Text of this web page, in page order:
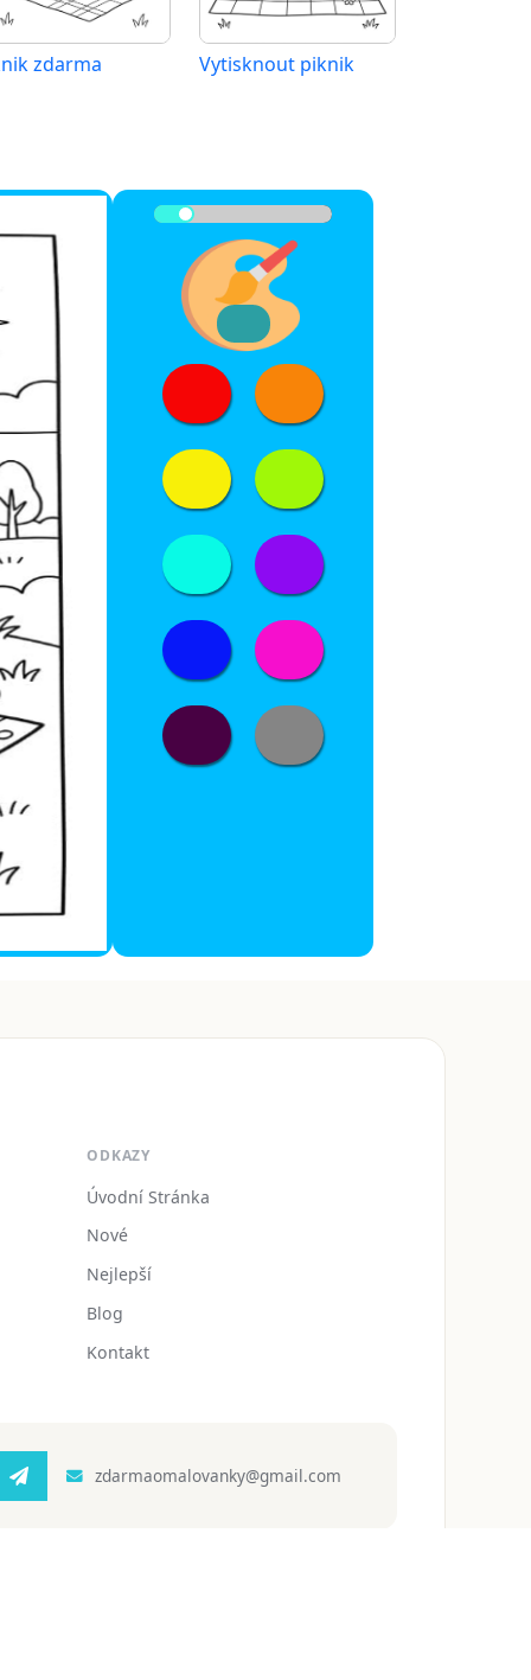
zdarma Vytisknout piknik
ODKAZY
Úvodní Stránka
Nové
Nejlepší
Blog
Kontakt
zdarmaomalovanky@gmail.com